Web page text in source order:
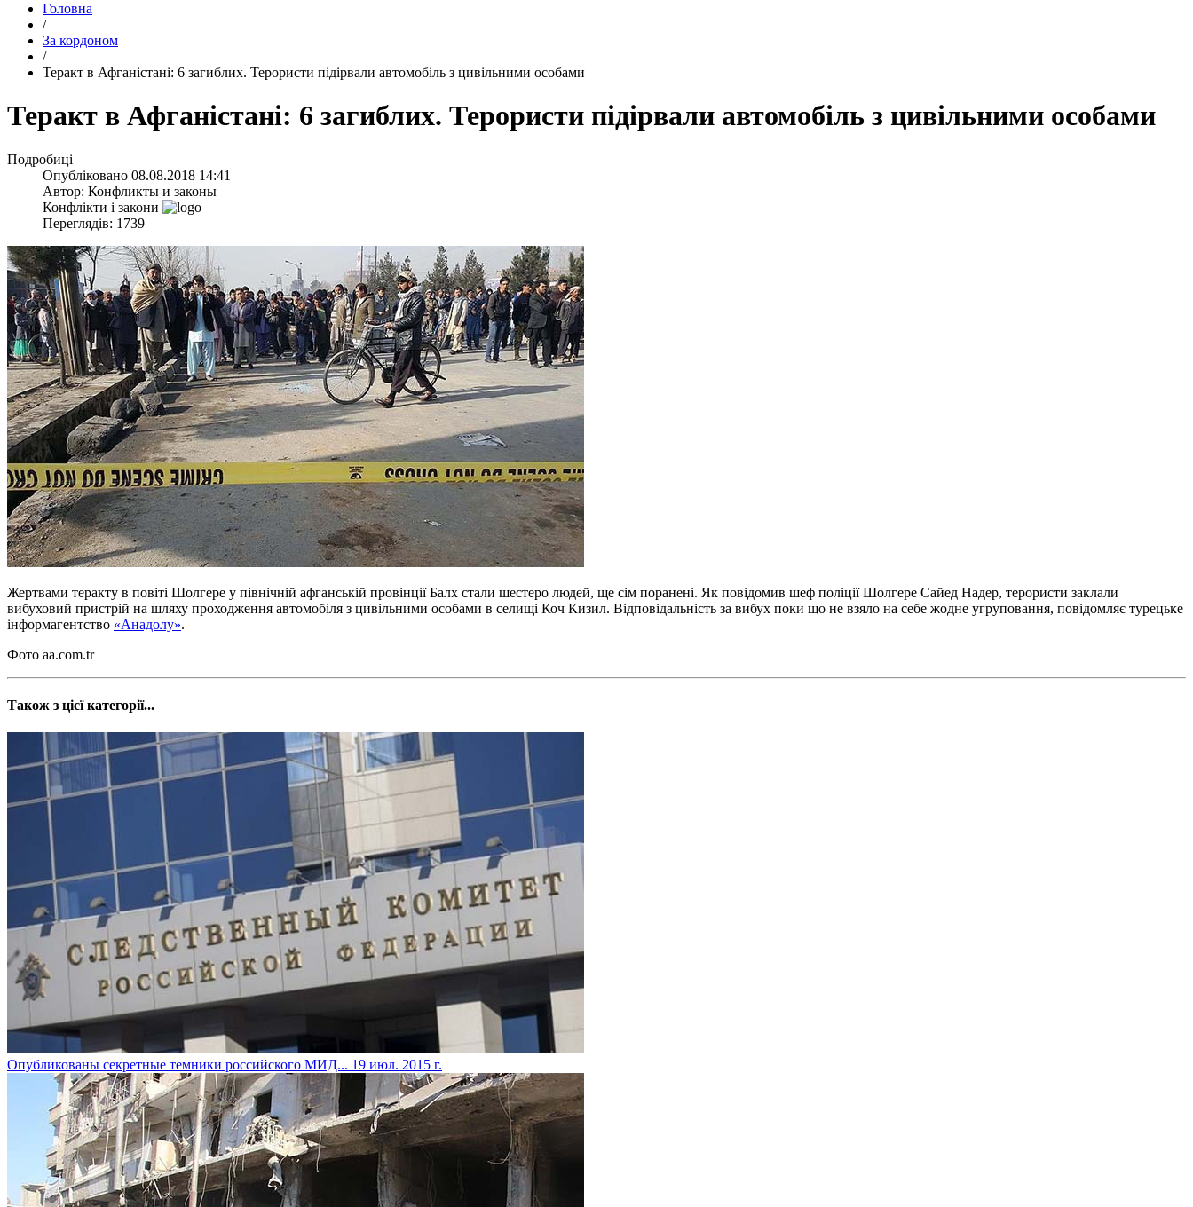
Головна
/
За кордоном
/
​Теракт в Афганістані: 6 загиблих. Терористи підірвали автомобіль з цивільними особами
​Теракт в Афганістані: 6 загиблих. Терористи підірвали автомобіль з цивільними особами
Подробиці
Опубліковано 08.08.2018 14:41
Автор: Конфликты и законы
Конфлікти і закони
Переглядів: 1739
Жертвами теракту в повіті Шолгере у північній афганській провінції Балх стали шестеро людей, ще сім поранені. Як повідомив шеф поліції Шолгере Сайед Надер, терористи заклали
вибуховий пристрій на шляху проходження автомобіля з цивільними особами в селищі Коч Кизил. Відповідальність за вибух поки що не взяло на себе жодне угруповання, повідомляє турецьке
інформагентство «Анадолу».
Фото aa.com.tr
Також з цієї категорії...
Опубликованы секретные темники российского МИД... 19 июл. 2015 г.